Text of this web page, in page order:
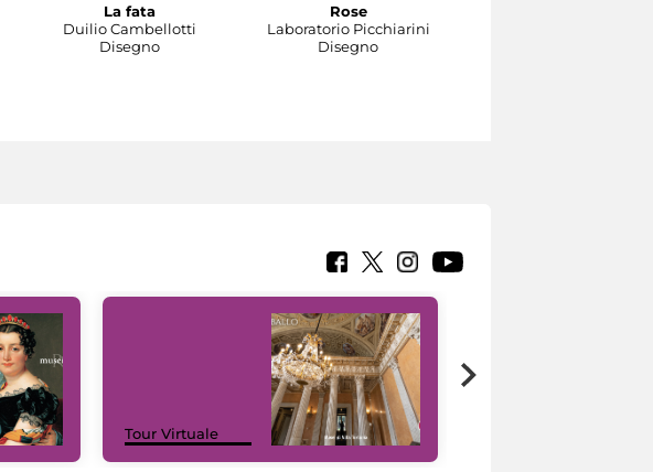
La fata
Duilio Cambellotti
Disegno
Rose
Laboratorio Picchiarini
Disegno
Tour Virtuale